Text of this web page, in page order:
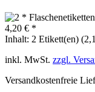
4,20 € *
Inhalt: 2 Etikett(en)
inkl. MwSt. zzgl.
Versandkostenfreie